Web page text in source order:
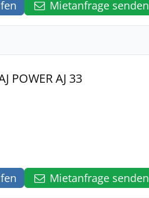
Mietanfrage senden
POWER AJ 33
Mietanfrage senden